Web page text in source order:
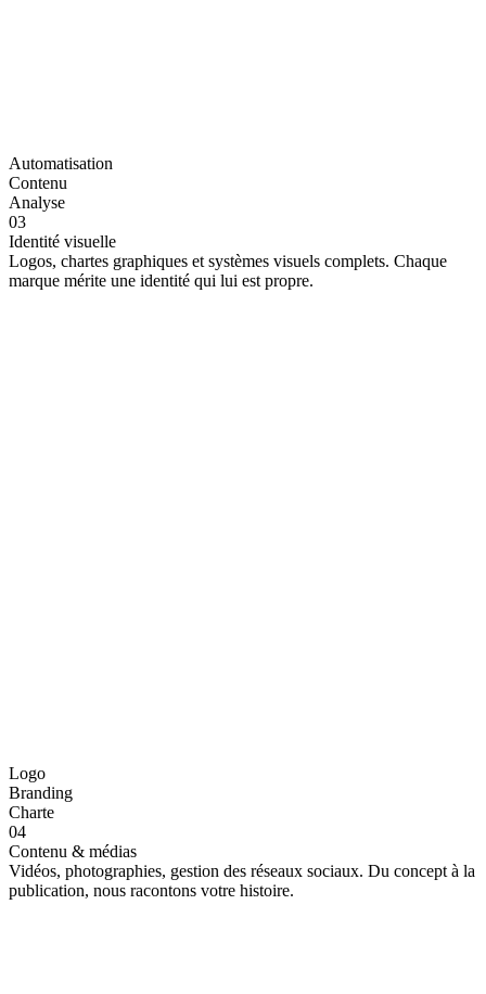
Automatisation
Contenu
Analyse
03
Identité visuelle
Logos, chartes graphiques et systèmes visuels complets. Chaque
marque mérite une identité qui lui est propre.
Logo
Branding
Charte
04
Contenu & médias
Vidéos, photographies, gestion des réseaux sociaux. Du concept à la
publication, nous racontons votre histoire.